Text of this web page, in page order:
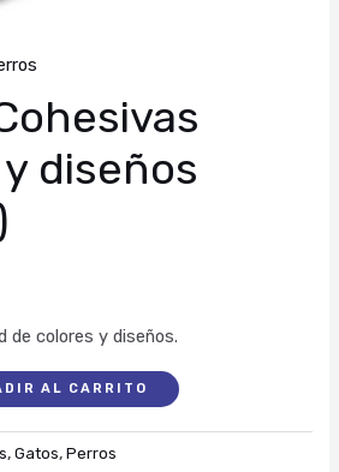
diseños
de colores y diseños.
AL CARRITO
,Gatos,Perros